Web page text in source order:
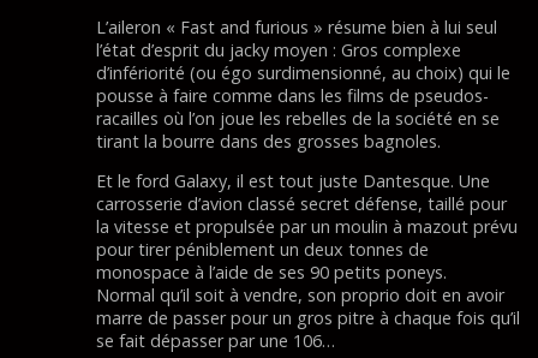
L’aileron « Fast and furious » résume bien à lui seul
l’état d’esprit du jacky moyen : Gros complexe
d’infériorité (ou égo surdimensionné, au choix) qui le
pousse à faire comme dans les films de pseudos-
racailles où l’on joue les rebelles de la société en se
tirant la bourre dans des grosses bagnoles.
Et le ford Galaxy, il est tout juste Dantesque. Une
carrosserie d’avion classé secret défense, taillé pour
la vitesse et propulsée par un moulin à mazout prévu
pour tirer péniblement un deux tonnes de
monospace à l’aide de ses 90 petits poneys.
Normal qu’il soit à vendre, son proprio doit en avoir
marre de passer pour un gros pitre à chaque fois qu’il
se fait dépasser par une 106…